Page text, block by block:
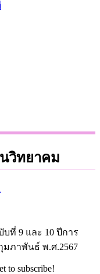
วิทยาคม
ที่ 9 และ 10 ปีการ
มภาพันธ์ พ.ศ.2567
to subscribe!